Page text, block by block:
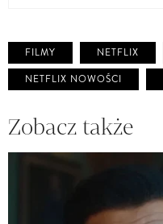
FILMY NETFLIX
NETFLIX NOWOŚCI
Zobacz także